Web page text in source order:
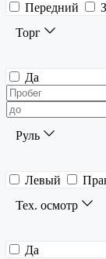
Передний
Торг
Да
Руль
Левый
Тех. осмотр
Да